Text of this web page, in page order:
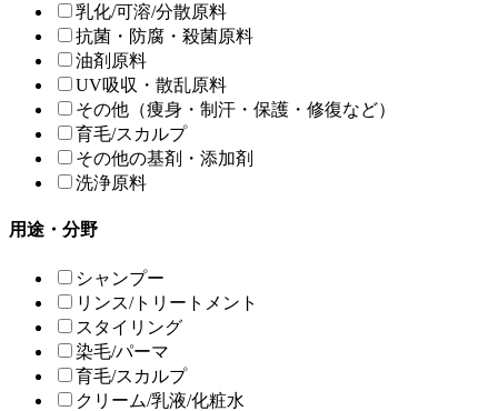
乳化/可溶/分散原料
抗菌・防腐・殺菌原料
油剤原料
UV吸収・散乱原料
その他（痩身・制汗・保護・修復など）
育毛/スカルプ
その他の基剤・添加剤
洗浄原料
用途・分野
シャンプー
リンス/トリートメント
スタイリング
染毛/パーマ
育毛/スカルプ
クリーム/乳液/化粧水